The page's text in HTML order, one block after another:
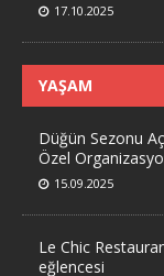
17.10.2025
YAŞAM
Düğün Sezonu
Özel
15.09.2025
Le Chic
eğlencesi